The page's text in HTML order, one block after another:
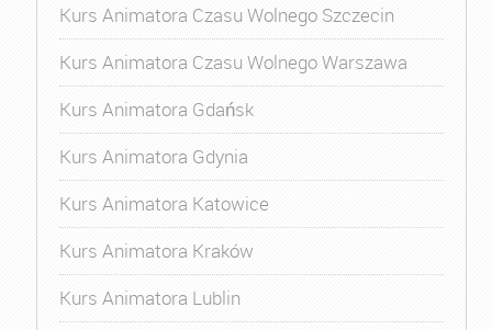
Kurs Animatora Czasu Wolnego Szczecin
Kurs Animatora Czasu Wolnego Warszawa
Kurs Animatora Gdańsk
Kurs Animatora Gdynia
Kurs Animatora Katowice
Kurs Animatora Kraków
Kurs Animatora Lublin